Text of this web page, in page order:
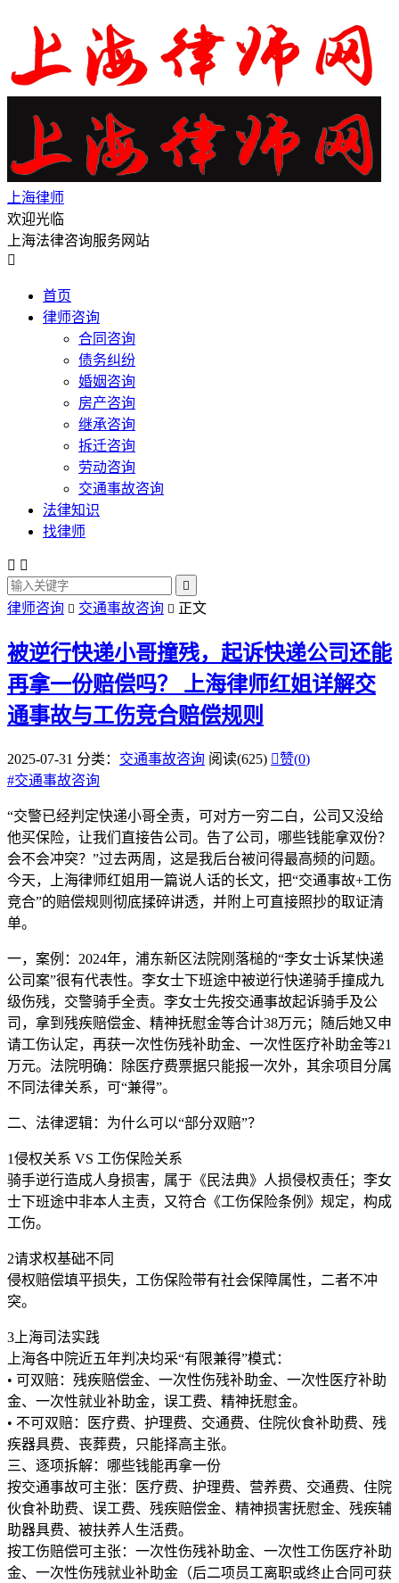
上海律师
欢迎光临
上海法律咨询服务网站

首页
律师咨询
合同咨询
债务纠纷
婚姻咨询
房产咨询
继承咨询
拆迁咨询
劳动咨询
交通事故咨询
法律知识
找律师
 

律师咨询  交通事故咨询  正文
被逆行快递小哥撞残，起诉快递公司还能
再拿一份赔偿吗？ 上海律师红姐详解交
通事故与工伤竞合赔偿规则
2025-07-31 分类： 交通事故咨询 阅读(625) 赞(0)
#交通事故咨询
“交警已经判定快递小哥全责，可对方一穷二白，公司又没给
他买保险，让我们直接告公司。告了公司，哪些钱能拿双份？
会不会冲突？”过去两周，这是我后台被问得最高频的问题。
今天，上海律师红姐用一篇说人话的长文，把“交通事故+工伤
竞合”的赔偿规则彻底揉碎讲透，并附上可直接照抄的取证清
单。
一，案例：2024年，浦东新区法院刚落槌的“李女士诉某快递
公司案”很有代表性。李女士下班途中被逆行快递骑手撞成九
级伤残，交警骑手全责。李女士先按交通事故起诉骑手及公
司，拿到残疾赔偿金、精神抚慰金等合计38万元；随后她又申
请工伤认定，再获一次性伤残补助金、一次性医疗补助金等21
万元。法院明确：除医疗费票据只能报一次外，其余项目分属
不同法律关系，可“兼得”。
二、法律逻辑：为什么可以“部分双赔”？
1侵权关系 VS 工伤保险关系
骑手逆行造成人身损害，属于《民法典》人损侵权责任；李女
士下班途中非本人主责，又符合《工伤保险条例》规定，构成
工伤。
2请求权基础不同
侵权赔偿填平损失，工伤保险带有社会保障属性，二者不冲
突。
3上海司法实践
上海各中院近五年判决均采“有限兼得”模式：
• 可双赔：残疾赔偿金、一次性伤残补助金、一次性医疗补助
金、一次性就业补助金，误工费、精神抚慰金。
• 不可双赔：医疗费、护理费、交通费、住院伙食补助费、残
疾器具费、丧葬费，只能择高主张。
三、逐项拆解：哪些钱能再拿一份
按交通事故可主张：医疗费、护理费、营养费、交通费、住院
伙食补助费、误工费、残疾赔偿金、精神损害抚慰金、残疾辅
助器具费、被扶养人生活费。
按工伤赔偿可主张：一次性伤残补助金、一次性工伤医疗补助
金、一次性伤残就业补助金（后二项员工离职或终止合同可获